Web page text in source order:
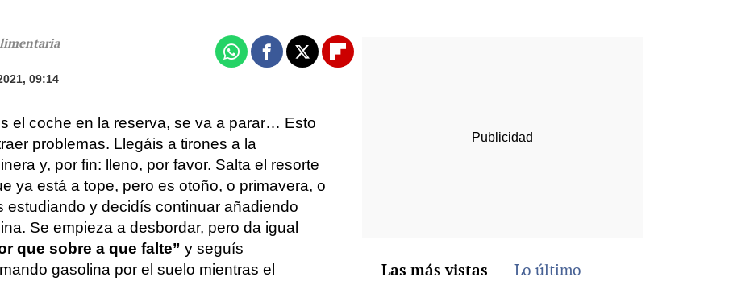
09:14
WhatsappFacebook
X Flipboard
el coche en la reserva, se va a parar… Esto
problemas. Llegáis a tirones a la
y, por fin: lleno, por favor. Salta el resorte
ya está a tope, pero es otoño, o primavera, o
estudiando y decidís continuar añadiendo
Se empieza a desbordar, pero da igual
que sobre a que falte” y seguís
gasolina por el suelo mientras el
Las más vistas Lo último